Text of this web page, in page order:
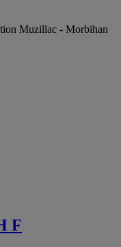
Muzillac - Morbihan
F